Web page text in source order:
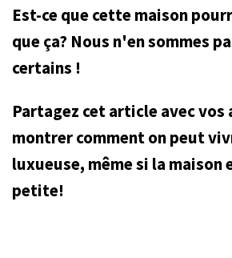
Est-ce que cette maison
que ça? Nous n'en sommes
certains !
Partagez cet article avec vos
montrer comment on peut
luxueuse, même si la maison
petite!